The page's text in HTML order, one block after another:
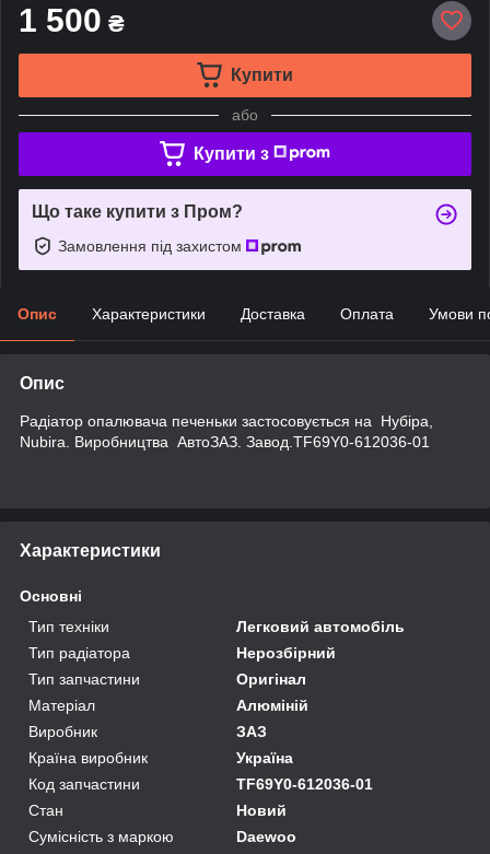
1 500 ₴
Купити
або
Купити з
Що таке купити з Пром?
Замовлення під захистом
Опис Характеристики Доставка Оплата Умови
Опис
Радіатор опалювача печеньки застосовується на Нубіра,
Nubira. Виробництва АвтоЗАЗ. Завод.TF69Y0-612036-01
Характеристики
Основні
Тип техніки
Легковий автомобіль
Тип радіатора
Нерозбірний
Тип запчастини
Оригінал
Матеріал
Алюміній
Виробник
ЗАЗ
Країна виробник
Україна
Код запчастини
TF69Y0-612036-01
Стан
Новий
Сумісність з маркою
Daewoo